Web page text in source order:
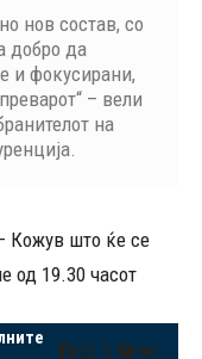
нов состав, со
добро да
и фокусирани,
– вели
на
Кожув што ќе се
од 19.30 часот
Facebook
Instagram
X YouTube
VK